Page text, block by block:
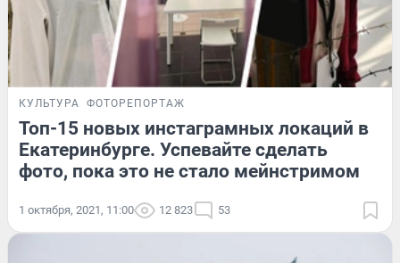
КУЛЬТУРА ФОТОРЕПОРТАЖ
Топ-15 новых инстаграмных локаций в
Екатеринбурге. Успевайте сделать
фото, пока это не стало мейнстримом
1 октября, 2021, 11:00 12 823 53